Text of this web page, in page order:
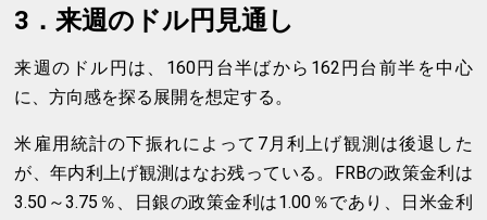
3．来週のドル円見通し
来週のドル円は、160円台半ばから162円台前半を中心
に、方向感を探る展開を想定する。
米雇用統計の下振れによって7月利上げ観測は後退した
が、年内利上げ観測はなお残っている。FRBの政策金利は
3.50～3.75％、日銀の政策金利は1.00％であり、日米金利